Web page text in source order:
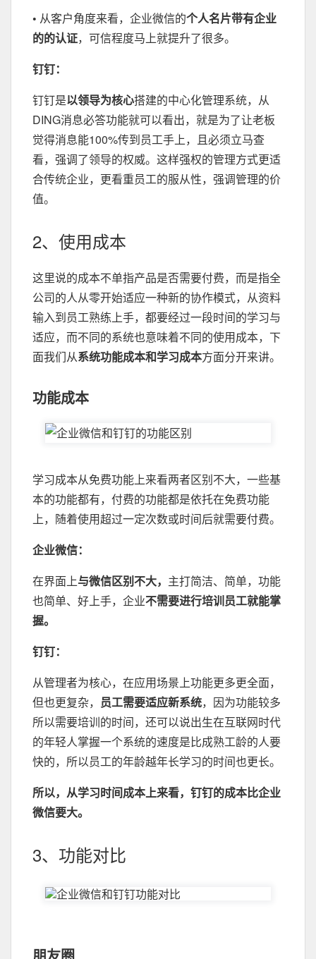
• 从客户角度来看，企业微信的个人名片带有企业
的的认证，可信程度马上就提升了很多。
钉钉：
钉钉是以领导为核心搭建的中心化管理系统，从
DING消息必答功能就可以看出，就是为了让老板
觉得消息能100%传到员工手上，且必须立马查
看，强调了领导的权威。这样强权的管理方式更适
合传统企业，更看重员工的服从性，强调管理的价
值。
2、使用成本
这里说的成本不单指产品是否需要付费，而是指全
公司的人从零开始适应一种新的协作模式，从资料
输入到员工熟练上手，都要经过一段时间的学习与
适应，而不同的系统也意味着不同的使用成本，下
面我们从系统功能成本和学习成本方面分开来讲。
功能成本
学习成本从免费功能上来看两者区别不大，一些基
本的功能都有，付费的功能都是依托在免费功能
上，随着使用超过一定次数或时间后就需要付费。
企业微信：
在界面上与微信区别不大， 主打简洁、简单，功能
也简单、好上手，企业不需要进行培训员工就能掌
握。
钉钉：
从管理者为核心，在应用场景上功能更多更全面，
但也更复杂， 员工需要适应新系统，因为功能较多
所以需要培训的时间，还可以说出生在互联网时代
的年轻人掌握一个系统的速度是比成熟工龄的人要
快的，所以员工的年龄越年长学习的时间也更长。
所以，从学习时间成本上来看，钉钉的成本比企业
微信要大。
3、功能对比